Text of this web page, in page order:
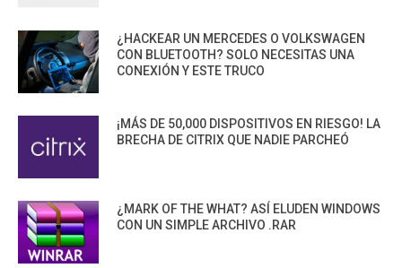
¿HACKEAR UN MERCEDES O VOLKSWAGEN
CON BLUETOOTH? SOLO NECESITAS UNA
CONEXIÓN Y ESTE TRUCO
¡MÁS DE 50,000 DISPOSITIVOS EN RIESGO! LA
BRECHA DE CITRIX QUE NADIE PARCHEÓ
¿MARK OF THE WHAT? ASÍ ELUDEN WINDOWS
CON UN SIMPLE ARCHIVO .RAR